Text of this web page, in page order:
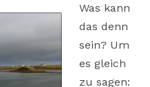
Was kann
das denn
sein? Um
es gleich
zu sagen: